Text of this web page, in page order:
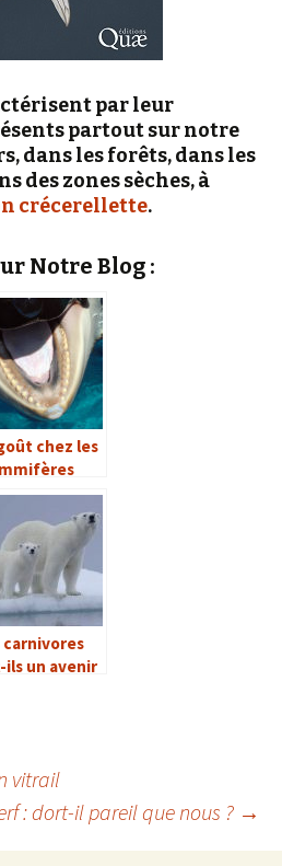
par leur
partout sur notre
dans les forêts, dans les
des zones sèches, à
crécerellette.
Notre Blog :
chez les
carnivores
ils un avenir
vitrail
: dort-il pareil que nous ? →